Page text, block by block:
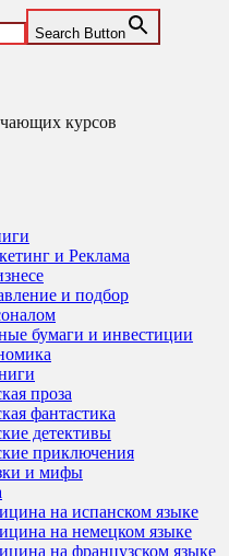
Search Button
курсов
и Реклама
и подбор
бумаги и инвестиции
проза
фантастика
детективы
приключения
и мифы
на испанском языке
на немецком языке
на французском языке